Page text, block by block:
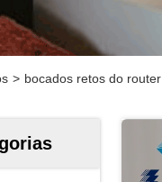
> bocados retos do router